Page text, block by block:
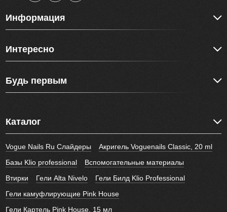
Информация
Интересно
Будь первым
Каталог
Vogue Nails Ru Слайдеры
Акригель Voguenails Classic, 20 ml
Базы Klio professional
Вспомогательные материалы
Втирки
Гели Alta Nivelo
Гели Билд Klio Professional
Гели камуфлирующие Pink House
Гели Картель Pink House, 15 мл